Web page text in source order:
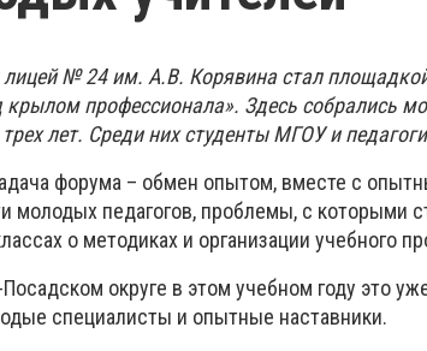
лицей № 24 им. А.В. Корявина стал
крылом профессионала». Здесь собрались
лет. Среди них студенты МГОУ и
форума – обмен опытом, вместе с
молодых педагогов, проблемы, с которыми
о методиках и организации учебного
округе в этом учебном году это
специалисты и опытные наставники.